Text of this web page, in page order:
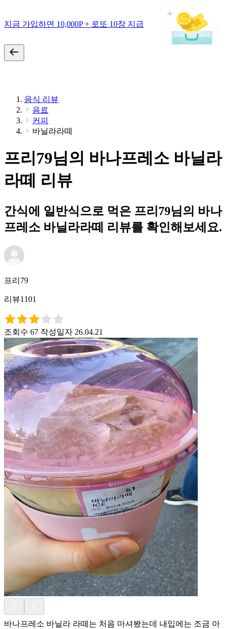
지금 가입하면 10,000P + 로또 10장 지급
음식 리뷰
음료
커피
바닐라라떼
프리79님의 바나프레소 바닐라
라떼 리뷰
간식에 일반식으로 먹은 프리79님의 바나
프레소 바닐라라떼 리뷰를 확인해보세요.
프리79
리뷰1101
조회수 67 작성일자 26.04.21
바나프레소 바닐라 라떼는 처음 마셔봤는데 내입에는 조금 아